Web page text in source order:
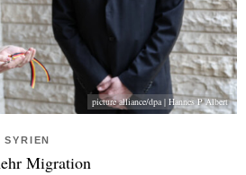
picture alliance/dpa | Hannes P Albert
Migration